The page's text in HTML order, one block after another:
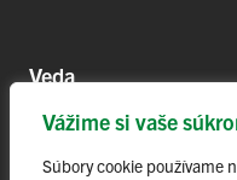
Vážime si vaše
Súbory cookie používame
Veda
Postdoktorandské
Projekty